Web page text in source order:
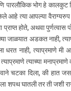
पारलौकिक भोग हे
आहे त्या आपल्या
होते, अथवा पुर्णत्वास
जाळयात अडकत नाही,
नाही, त्याप्रमाणे मी
त्याच्या मनाप्रमाणे
चटका दिला, की हात
शपथ घातली तर ती जशी